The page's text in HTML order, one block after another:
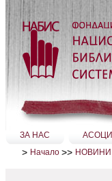
Прескачане
на
съдържание.
Прескачане
навигация
Секции
ЗА НАС
> Начало >> НОВИНИ